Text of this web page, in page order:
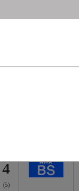
4
(5)